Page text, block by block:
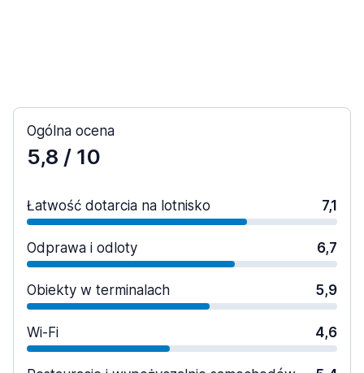
Ogólna ocena
5,8 / 10
Łatwość dotarcia na lotnisko 7,1
Odprawa i odloty 6,7
Obiekty w terminalach 5,9
Wi-Fi 4,6